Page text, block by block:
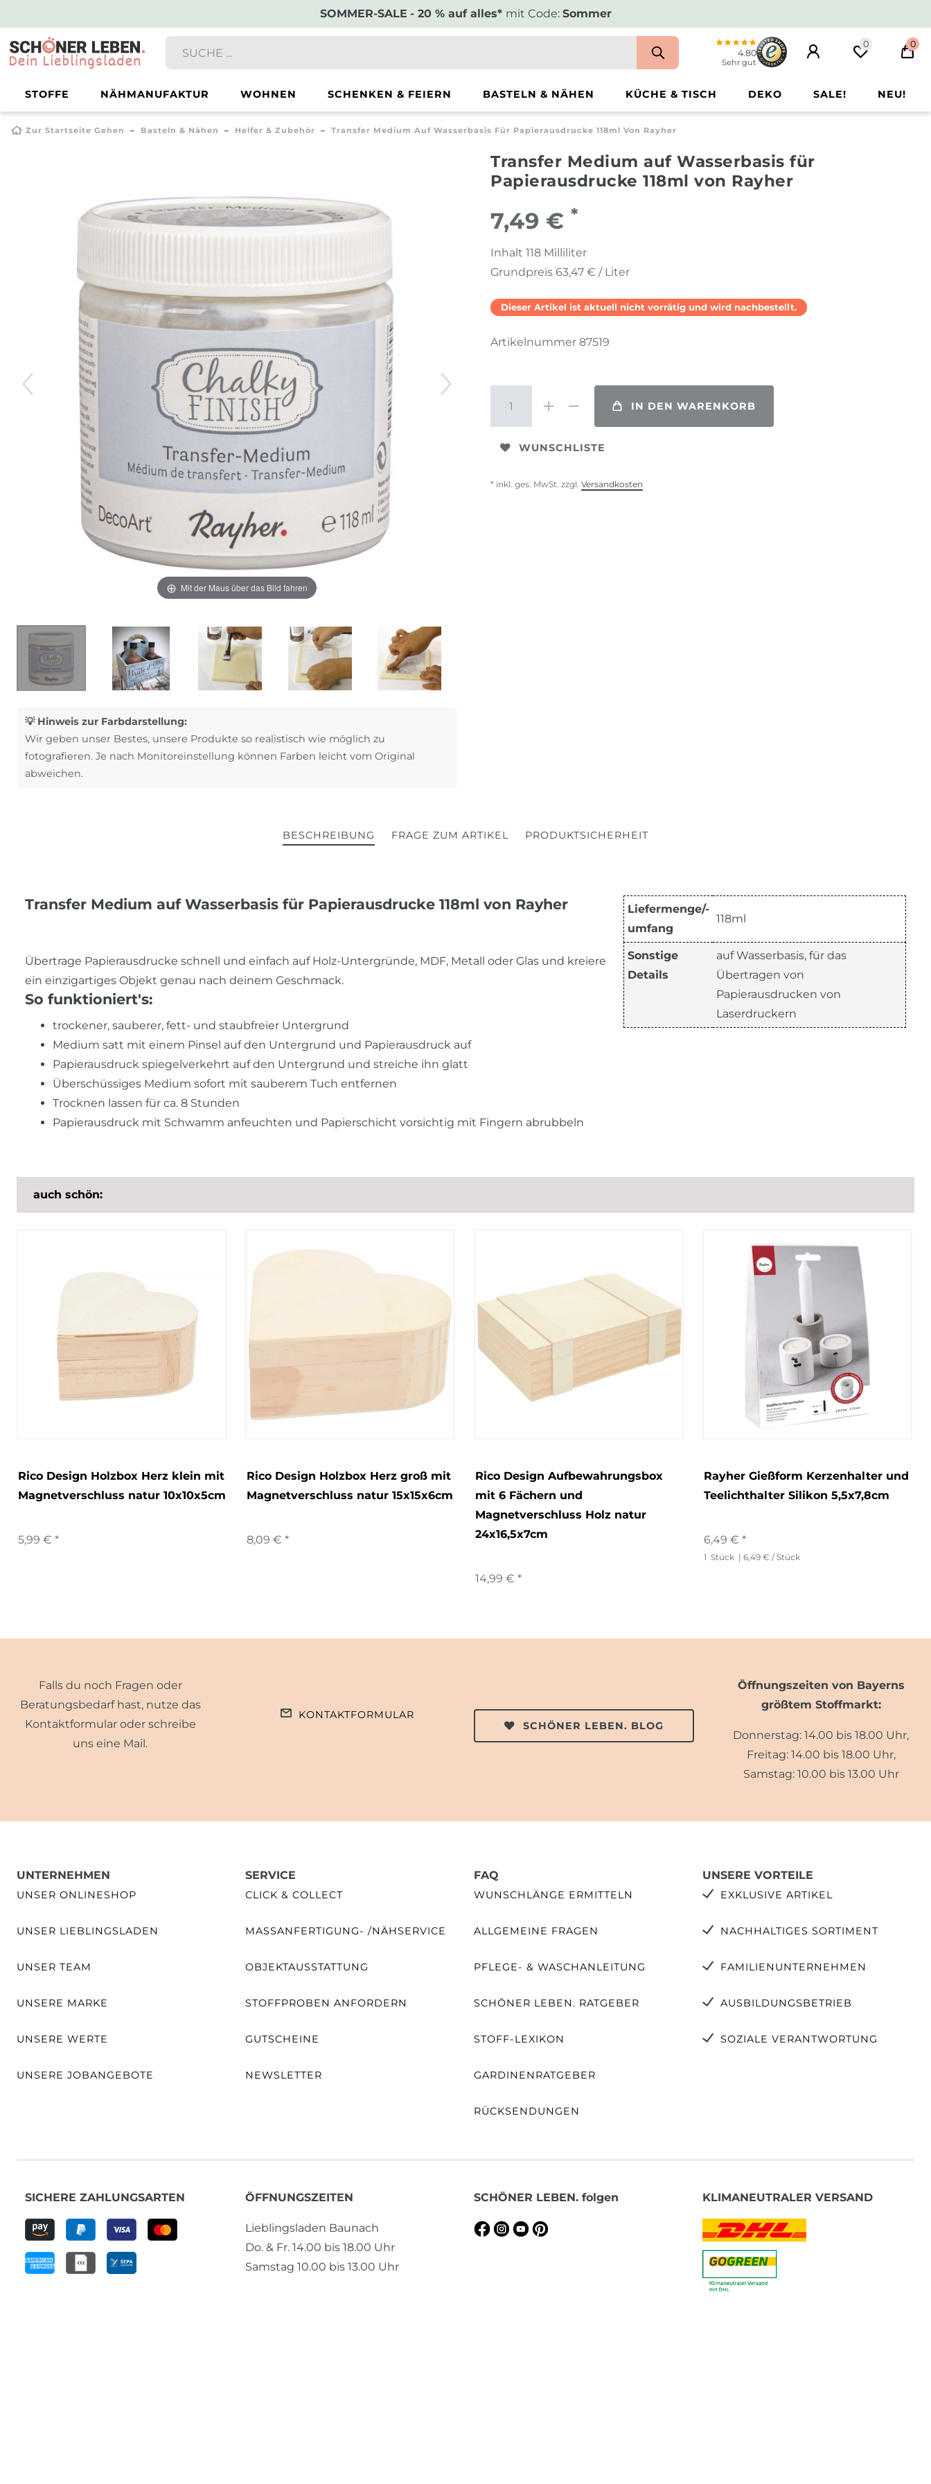
SOMMER-SALE - 20 % auf alles* mit Code: Sommer
4.80
Sehr gut
0 0
STOFFE NÄHMANUFAKTUR WOHNEN SCHENKEN & FEIERN BASTELN & NÄHEN KÜCHE & TISCH DEKO SALE! NEU!
Zur Startseite Gehen Basteln & Nähen Helfer & Zubehör Transfer Medium Auf Wasserbasis Für Papierausdrucke 118ml Von Rayher
Mit der Maus über das Bild fahren
💡 Hinweis zur Farbdarstellung:
Wir geben unser Bestes, unsere Produkte so realistisch wie möglich zu
fotografieren. Je nach Monitoreinstellung können Farben leicht vom Original
abweichen.
Transfer Medium auf Wasserbasis für
Papierausdrucke 118ml von Rayher
7,49 € *
Inhalt 118 Milliliter
Grundpreis 63,47 € / Liter
Dieser Artikel ist aktuell nicht vorrätig und wird nachbestellt.
Artikelnummer 87519
IN DEN WARENKORB
WUNSCHLISTE
* inkl. ges. MwSt. zzgl. Versandkosten
BESCHREIBUNG FRAGE ZUM ARTIKEL PRODUKTSICHERHEIT
Transfer Medium auf Wasserbasis für Papierausdrucke 118ml von Rayher
Übertrage Papierausdrucke schnell und einfach auf Holz-Untergründe, MDF, Metall oder Glas und kreiere
ein einzigartiges Objekt genau nach deinem Geschmack.
So funktioniert's:
trockener, sauberer, fett- und staubfreier Untergrund
Medium satt mit einem Pinsel auf den Untergrund und Papierausdruck auf
Papierausdruck spiegelverkehrt auf den Untergrund und streiche ihn glatt
Überschüssiges Medium sofort mit sauberem Tuch entfernen
Trocknen lassen für ca. 8 Stunden
Papierausdruck mit Schwamm anfeuchten und Papierschicht vorsichtig mit Fingern abrubbeln
Liefermenge/-
umfang
118ml
Sonstige
Details
auf Wasserbasis, für das
Übertragen von
Papierausdrucken von
Laserdruckern
auch schön:
Rico Design Holzbox Herz klein mit
Magnetverschluss natur 10x10x5cm
5,99 € *
Rico Design Holzbox Herz groß mit
Magnetverschluss natur 15x15x6cm
8,09 € *
Rico Design Aufbewahrungsbox
mit 6 Fächern und
Magnetverschluss Holz natur
24x16,5x7cm
14,99 € *
Rayher Gießform Kerzenhalter und
Teelichthalter Silikon 5,5x7,8cm
6,49 € *
1 Stück | 6,49 € / Stück
Falls du noch Fragen oder
Beratungsbedarf hast, nutze das
Kontaktformular oder schreibe
uns eine Mail.
KONTAKTFORMULAR
SCHÖNER LEBEN. BLOG
Öffnungszeiten von Bayerns
größtem Stoffmarkt:
Donnerstag: 14.00 bis 18.00 Uhr,
Freitag: 14.00 bis 18.00 Uhr,
Samstag: 10.00 bis 13.00 Uhr
UNTERNEHMEN
UNSER ONLINESHOP
UNSER LIEBLINGSLADEN
UNSER TEAM
UNSERE MARKE
UNSERE WERTE
UNSERE JOBANGEBOTE
SERVICE
CLICK & COLLECT
MASSANFERTIGUNG- /NÄHSERVICE
OBJEKTAUSSTATTUNG
STOFFPROBEN ANFORDERN
GUTSCHEINE
NEWSLETTER
FAQ
WUNSCHLÄNGE ERMITTELN
ALLGEMEINE FRAGEN
PFLEGE- & WASCHANLEITUNG
SCHÖNER LEBEN. RATGEBER
STOFF-LEXIKON
GARDINENRATGEBER
RÜCKSENDUNGEN
UNSERE VORTEILE
EXKLUSIVE ARTIKEL
NACHHALTIGES SORTIMENT
FAMILIENUNTERNEHMEN
AUSBILDUNGSBETRIEB
SOZIALE VERANTWORTUNG
SICHERE ZAHLUNGSARTEN ÖFFNUNGSZEITEN
Lieblingsladen Baunach
Do. & Fr. 14.00 bis 18.00 Uhr
Samstag 10.00 bis 13.00 Uhr
SCHÖNER LEBEN. folgen KLIMANEUTRALER VERSAND